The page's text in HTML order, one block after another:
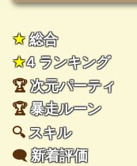
★総合
★4 ランキング
🏆次元パーティ
🏆暴走ルーン
🔍スキル
🗨️新着評価